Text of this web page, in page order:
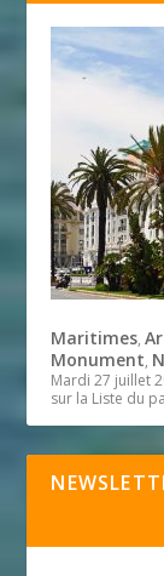
Maritimes,
Monument,
Mardi 27 juillet
sur la Liste du